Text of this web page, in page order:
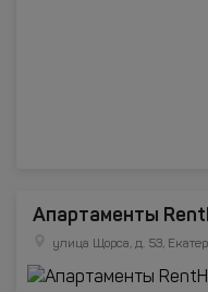
Апартаменты
улица Щорса, д. 53,